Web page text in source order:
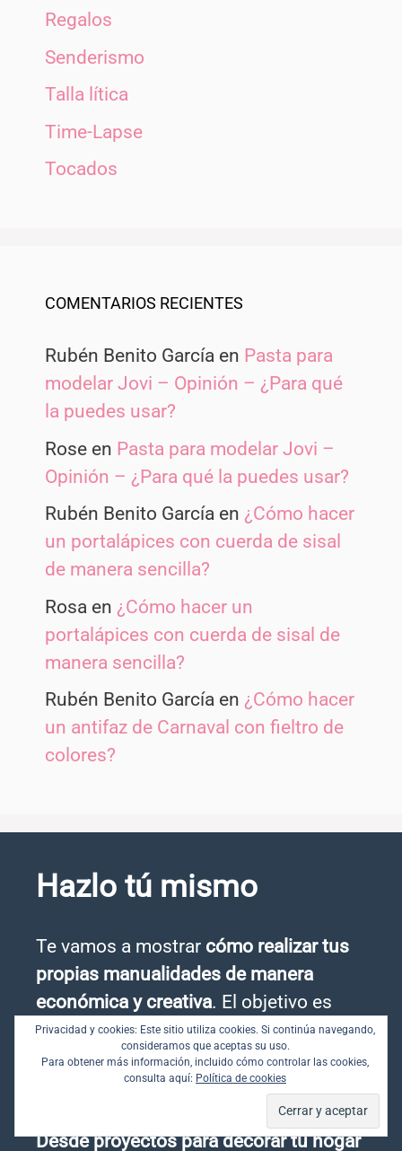
Regalos
Senderismo
Talla lítica
Time-Lapse
Tocados
COMENTARIOS RECIENTES
Rubén Benito García en Pasta para
modelar Jovi – Opinión – ¿Para qué
la puedes usar?
Rose en Pasta para modelar Jovi –
Opinión – ¿Para qué la puedes usar?
Rubén Benito García en ¿Cómo hacer
un portalápices con cuerda de sisal
de manera sencilla?
Rosa en ¿Cómo hacer un
portalápices con cuerda de sisal de
manera sencilla?
Rubén Benito García en ¿Cómo hacer
un antifaz de Carnaval con fieltro de
colores?
Hazlo tú mismo
Te vamos a mostrar cómo realizar tus
propias manualidades de manera
económica y creativa. El objetivo es
inspirarte con ideas originales y guiarte
paso a paso para que puedas
replicarlas fácilmente en casa, sin
necesidad de gastar una fortuna.
Desde proyectos para decorar tu hogar
Privacidad y cookies: Este sitio utiliza cookies. Si continúa navegando,
consideramos que aceptas su uso.
Para obtener más información, incluido cómo controlar las cookies,
consulta aquí: Política de cookies